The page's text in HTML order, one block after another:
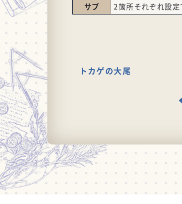
サブ
2箇所それぞれ設定
トカゲの大尾